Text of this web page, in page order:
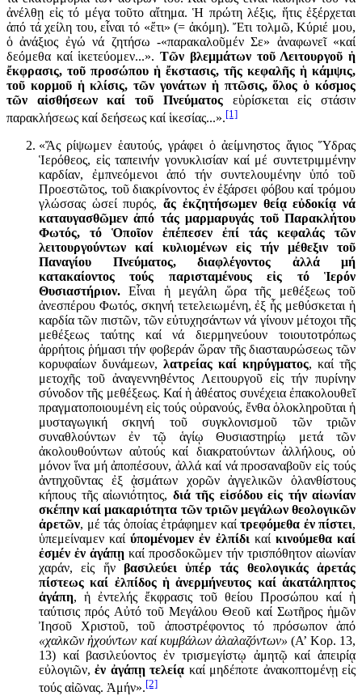
ἀνέλθῃ εἰς τό μέγα τοῦτο αἴτημα. Ἡ πρώτη λέξις, ἥτις ἐξέρχεται
ἀπό τά χείλη του, εἶναι τό «ἔτι» (= ἀκόμη). Ἔτι τολμῶ, Κύριέ μου,
ὁ ἀνάξιος ἐγώ νά ζητήσω -«παρακαλοῦμέν Σε» ἀναφωνεῖ «καί
δεόμεθα καί ἱκετεύομεν...».Τῶν βλεμμάτων τοῦ Λειτουργοῦ ἡ
ἔκφρασις, τοῦ προσώπου ἡ ἔκστασις, τῆς κεφαλῆς ἡ κάμψις,
τοῦ κορμοῦ ἡ κλίσις, τῶν γονάτων ἡ πτῶσις, ὅλος ὁ κόσμος
τῶν αἰσθήσεων καί τοῦ Πνεύματοςεὑρίσκεται εἰς στάσιν
παρακλήσεως καί δεήσεως καί ἱκεσίας...».[1]
«Ἄς ρίψωμεν ἑαυτούς, γράφει ὁ ἀείμνηστος ἅγιος Ὕδρας
Ἱερόθεος, εἰς ταπεινήν γονυκλισίαν καί μέ συντετριμμένην
καρδίαν, ἐμπνεόμενοι ἀπό τήν συντελουμένην ὑπό τοῦ
Προεστῶτος, τοῦ διακρίνοντος ἐν ἐξάρσει φόβου καί τρόμου
γλώσσας ὡσεί πυρός,ἄς ἐκζητήσωμεν θείᾳ εὐδοκίᾳ νά
καταυγασθῶμεν ἀπό τάς μαρμαρυγάς τοῦ Παρακλήτου
Φωτός, τό Ὁποῖον ἐπέπεσεν ἐπί τάς κεφαλάς τῶν
λειτουργούντων καί κυλιομένων εἰς τήν μέθεξιν τοῦ
Παναγίου Πνεύματος, διαφλέγοντος ἀλλά μή
κατακαίοντος τούς παρισταμένους εἰς τό Ἱερόν
Θυσιαστήριον. Εἶναι ἡ μεγάλη ὥρα τῆς μεθέξεως τοῦ
ἀνεσπέρου Φωτός, σκηνή τετελειωμένη, ἐξ ἧς μεθύσκεται ἡ
καρδία τῶν πιστῶν, τῶν εὐτυχησάντων νά γίνουν μέτοχοι τῆς
μεθέξεως ταύτης καί νά διερμηνεύουν τοιουτοτρόπως
ἀρρήτοις ῥήμασι τήν φοβεράν ὥραν τῆς διασταυρώσεως τῶν
κορυφαίων δυνάμεων, λατρείας καί κηρύγματος, καί τῆς
μετοχῆς τοῦ ἀναγεννηθέντος Λειτουργοῦ εἰς τήν πυρίνην
σύνοδον τῆς μεθέξεως. Καί ἡ ἀθέατος συνέχεια ἐπακολουθεῖ
πραγματοποιουμένη εἰς τούς οὐρανούς, ἔνθα ὁλοκληροῦται ἡ
μυσταγωγική σκηνή τοῦ συγκλονισμοῦ τῶν τριῶν
συναθλούντων ἐν τῷ ἁγίῳ Θυσιαστηρίῳ μετά τῶν
ἀκολουθούντων αὐτούς καί διακρατούντων ἀλλήλους, οὐ
μόνον ἵνα μή ἀποπέσουν, ἀλλά καί νά προσαναβοῦν εἰς τούς
ἀντηχοῦντας ἐξ ᾀσμάτων χορῶν ἀγγελικῶν ὁλανθίστους
κήπους τῆς αἰωνιότητος, διά τῆς εἰσόδου εἰς τήν αἰωνίαν
σκέπην καί μακαριότητα τῶν τριῶν μεγάλων θεολογικῶν
ἀρετῶν, μέ τάς ὁποίας ἐτράφημεν καί τρεφόμεθα ἐν πίστει,
ὑπεμείναμεν καίύπομένομεν ἐν ἐλπίδι καί κινούμεθα καί
ἐσμέν ἐν ἀγάπῃ καί προσδοκῶμεν τήν τρισπόθητον αἰωνίαν
χαράν, εἰς ἥν βασιλεύει ὑπέρ τάς θεολογικάς ἀρετάς
πίστεως καί ἐλπίδος ἡ ἀνερμήνευτος καί ἀκατάληπτος
ἀγάπη, ἡ ἐντελής ἔκφρασις τοῦ θείου Προσώπου καί ἡ
ταύτισις πρός Αὐτό τοῦ Μεγάλου Θεοῦ καί Σωτῆρος ἡμῶν
Ἰησοῦ Χριστοῦ, τοῦ ἀποστρέφοντος τό πρόσωπον ἀπό
«χαλκῶν ἠχούντων καί κυμβάλων ἀλαλαζόντων»(Α’ Κορ. 13,
13) καί βασιλεύοντος ἐν τρισμεγίστῳ ἀμητῷ καί ἀπειρίᾳ
εὐλογιῶν,ἐν ἀγάπῃ τελείᾳ καί μηδέποτε ἀνακοπτομένῃ εἰς
τούς αἰῶνας. Ἀμήν».[2]